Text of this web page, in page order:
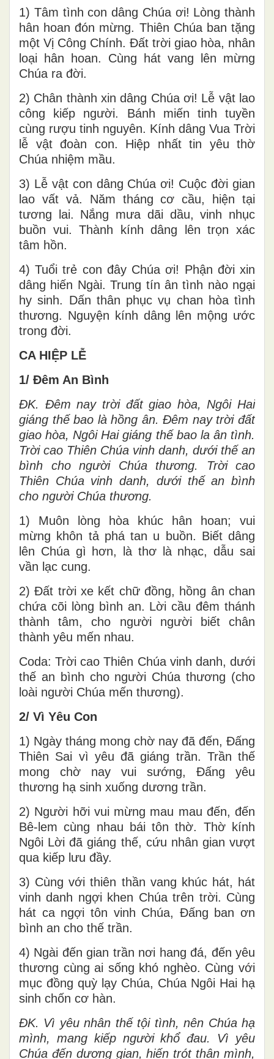
1) Tâm tình con dâng Chúa ơi! Lòng thành
hân hoan đón mừng. Thiên Chúa ban tặng
một Vị Công Chính. Đất trời giao hòa, nhân
loại hân hoan. Cùng hát vang lên mừng
Chúa ra đời.
2) Chân thành xin dâng Chúa ơi! Lễ vật lao
công kiếp người. Bánh miến tinh tuyền
cùng rượu tinh nguyên. Kính dâng Vua Trời
lễ vật đoàn con. Hiệp nhất tin yêu thờ
Chúa nhiệm mầu.
3) Lễ vật con dâng Chúa ơi! Cuộc đời gian
lao vất vả. Năm tháng cơ cầu, hiện tại
tương lai. Nắng mưa dãi dầu, vinh nhục
buồn vui. Thành kính dâng lên trọn xác
tâm hồn.
4) Tuổi trẻ con đây Chúa ơi! Phận đời xin
dâng hiến Ngài. Trung tín ân tình nào ngại
hy sinh. Dấn thân phục vụ chan hòa tình
thương. Nguyện kính dâng lên mộng ước
trong đời.
CA HIỆP LỄ
1/ Đêm An Bình
ĐK. Đêm nay trời đất giao hòa, Ngôi Hai
giáng thế bao là hồng ân. Đêm nay trời đất
giao hòa, Ngôi Hai giáng thế bao la ân tình.
Trời cao Thiên Chúa vinh danh, dưới thế an
bình cho người Chúa thương. Trời cao
Thiên Chúa vinh danh, dưới thế an bình
cho người Chúa thương.
1) Muôn lòng hòa khúc hân hoan; vui
mừng khôn tả phá tan u buồn. Biết dâng
lên Chúa gì hơn, là thơ là nhạc, dẫu sai
vần lạc cung.
2) Đất trời xe kết chữ đồng, hồng ân chan
chứa cõi lòng bình an. Lời cầu đêm thánh
thành tâm, cho người người biết chân
thành yêu mến nhau.
Coda: Trời cao Thiên Chúa vinh danh, dưới
thế an bình cho người Chúa thương (cho
loài người Chúa mến thương).
2/ Vì Yêu Con
1) Ngày tháng mong chờ nay đã đến, Đấng
Thiên Sai vì yêu đã giáng trần. Trần thế
mong chờ nay vui sướng, Đấng yêu
thương hạ sinh xuống dương trần.
2) Người hỡi vui mừng mau mau đến, đến
Bê-lem cùng nhau bái tôn thờ. Thờ kính
Ngôi Lời đã giáng thế, cứu nhân gian vượt
qua kiếp lưu đầy.
3) Cùng với thiên thần vang khúc hát, hát
vinh danh ngợi khen Chúa trên trời. Cùng
hát ca ngợi tôn vinh Chúa, Đấng ban ơn
bình an cho thế trần.
4) Ngài đến gian trần nơi hang đá, đến yêu
thương cùng ai sống khó nghèo. Cùng với
mục đồng quỳ lạy Chúa, Chúa Ngôi Hai hạ
sinh chốn cơ hàn.
ĐK. Vì yêu nhân thế tội tình, nên Chúa hạ
mình, mang kiếp người khổ đau. Vì yêu
Chúa đến dương gian, hiến trót thân mình,